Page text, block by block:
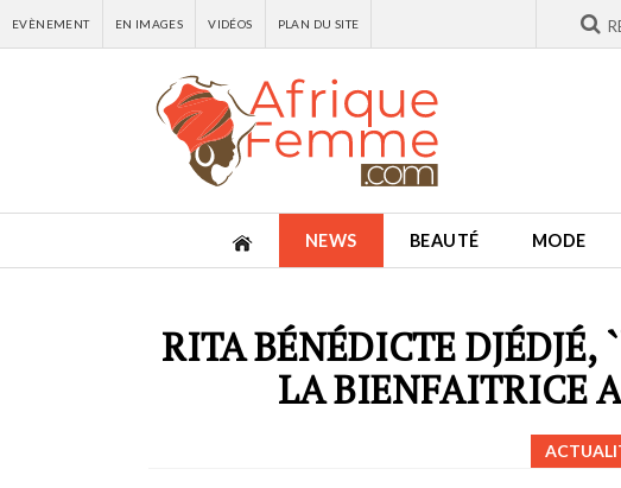
EVÈNEMENT EN IMAGES VIDÉOS PLAN DU SITE
NEWS BEAUTÉ MODE
RITA BÉNÉDICTE
LA BIENFAITRICE